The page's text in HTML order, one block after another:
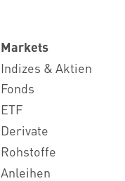
Markets
Indizes & Aktien
Fonds
ETF
Derivate
Rohstoffe
Anleihen